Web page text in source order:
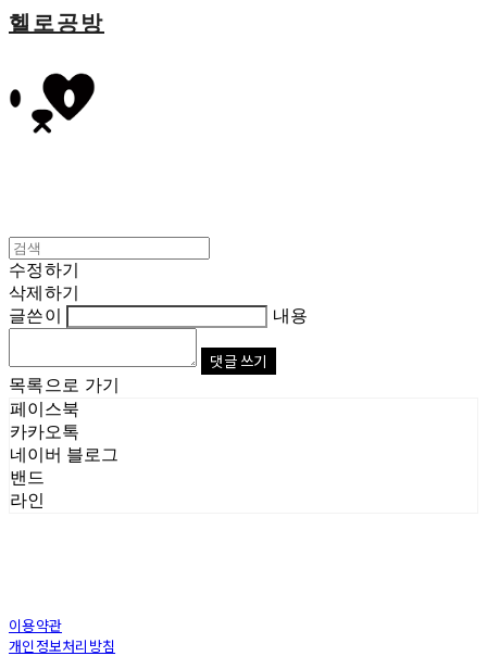
헬로공방
수정하기
삭제하기
글쓴이
내용
댓글 쓰기
목록으로 가기
페이스북
카카오톡
네이버 블로그
밴드
라인
이용약관
개인정보처리방침